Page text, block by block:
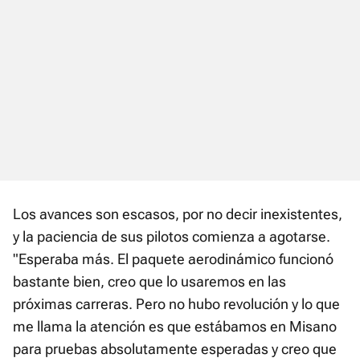
Los avances son escasos, por no decir inexistentes,
y la paciencia de sus pilotos comienza a agotarse.
"Esperaba más. El paquete aerodinámico funcionó
bastante bien, creo que lo usaremos en las
próximas carreras. Pero no hubo revolución y lo que
me llama la atención es que estábamos en Misano
para pruebas absolutamente esperadas y creo que